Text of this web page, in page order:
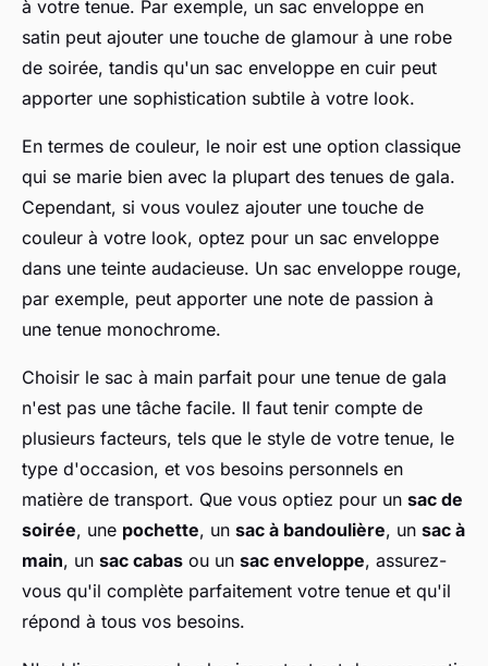
à votre tenue. Par exemple, un sac enveloppe en
satin peut ajouter une touche de glamour à une robe
de soirée, tandis qu'un sac enveloppe en cuir peut
apporter une sophistication subtile à votre look.
En termes de couleur, le noir est une option classique
qui se marie bien avec la plupart des tenues de gala.
Cependant, si vous voulez ajouter une touche de
couleur à votre look, optez pour un sac enveloppe
dans une teinte audacieuse. Un sac enveloppe rouge,
par exemple, peut apporter une note de passion à
une tenue monochrome.
Choisir le sac à main parfait pour une tenue de gala
n'est pas une tâche facile. Il faut tenir compte de
plusieurs facteurs, tels que le style de votre tenue, le
type d'occasion, et vos besoins personnels en
matière de transport. Que vous optiez pour un sac de
soirée, une pochette, un sac à bandoulière, un sac à
main, un sac cabas ou un sac enveloppe, assurez-
vous qu'il complète parfaitement votre tenue et qu'il
répond à tous vos besoins.